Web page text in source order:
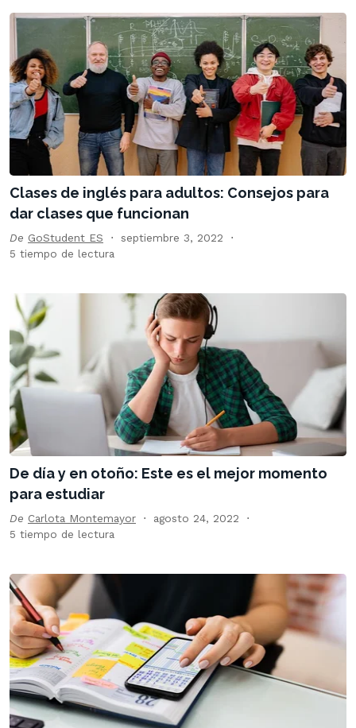
Clases de inglés para adultos: Consejos para
dar clases que funcionan
De GoStudent ES
septiembre 3, 2022
5 tiempo de lectura
De día y en otoño: Este es el mejor momento
para estudiar
De Carlota Montemayor
agosto 24, 2022
5 tiempo de lectura